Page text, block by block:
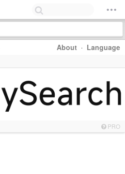
About · Language
PRO